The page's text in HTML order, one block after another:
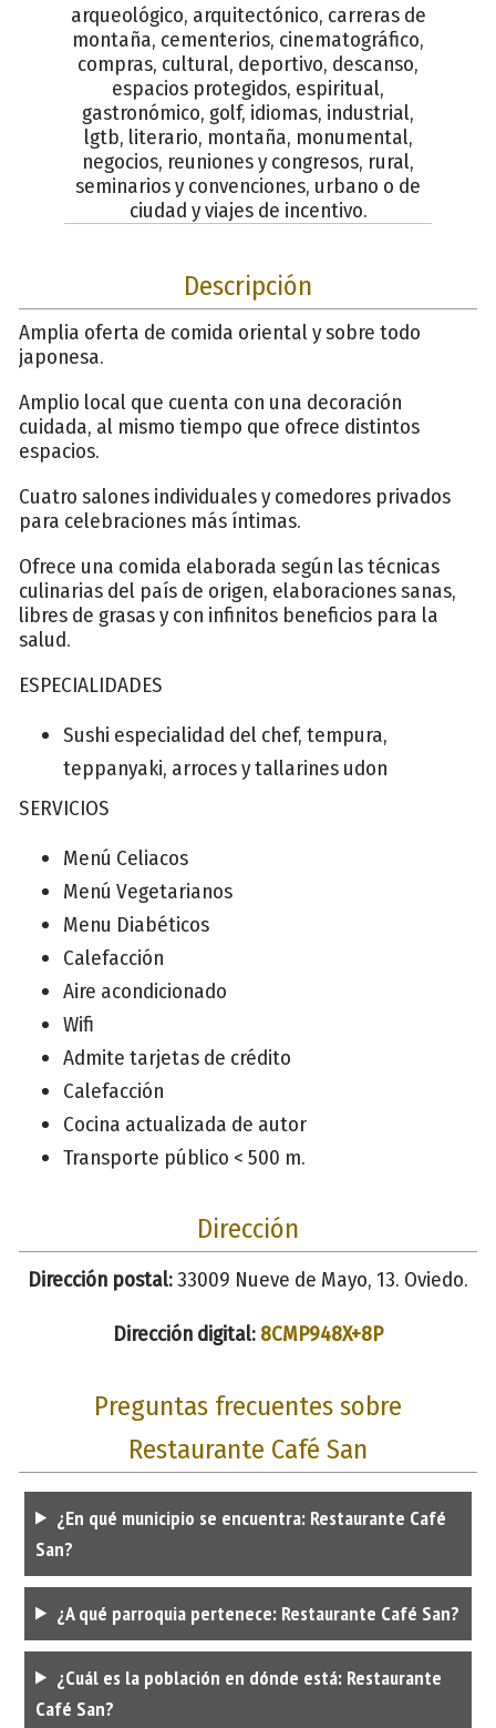
arqueológico, arquitectónico, carreras de
montaña, cementerios, cinematográfico,
compras, cultural, deportivo, descanso,
espacios protegidos, espiritual,
gastronómico, golf, idiomas, industrial,
lgtb, literario, montaña, monumental,
negocios, reuniones y congresos, rural,
seminarios y convenciones, urbano o de
ciudad y viajes de incentivo.
Descripción
Amplia oferta de comida oriental y sobre todo
japonesa.
Amplio local que cuenta con una decoración
cuidada, al mismo tiempo que ofrece distintos
espacios.
Cuatro salones individuales y comedores privados
para celebraciones más íntimas.
Ofrece una comida elaborada según las técnicas
culinarias del país de origen, elaboraciones sanas,
libres de grasas y con infinitos beneficios para la
salud.
ESPECIALIDADES
Sushi especialidad del chef, tempura,
teppanyaki, arroces y tallarines udon
SERVICIOS
Menú Celiacos
Menú Vegetarianos
Menu Diabéticos
Calefacción
Aire acondicionado
Wifi
Admite tarjetas de crédito
Calefacción
Cocina actualizada de autor
Transporte público < 500 m.
Dirección
Dirección postal:33009 Nueve de Mayo, 13. Oviedo.
Dirección digital: 8CMP948X+8P
Preguntas frecuentes sobre
Restaurante Café San
¿En qué municipio se encuentra: Restaurante Café
San?
¿A qué parroquia pertenece: Restaurante Café San?
¿Cuál es la población en dónde está: Restaurante
Café San?